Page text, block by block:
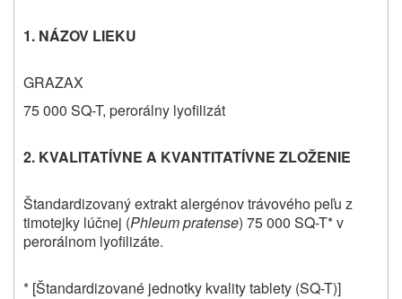
1. NÁZOV LIEKU
GRAZAX
75 000 SQ-T, perorálny lyofilizát
2. KVALITATÍVNE A KVANTITATÍVNE ZLOŽENIE
Štandardizovaný extrakt alergénov trávového peľu z
timotejky lúčnej (Phleum pratense) 75 000 SQ-T* v
perorálnom lyofilizáte.
* [Štandardizované jednotky kvality tablety (SQ-T)]